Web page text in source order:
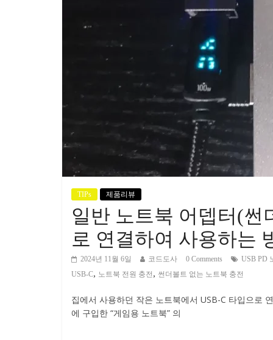
TIPs 제품리뷰
일반 노트북 어뎁터(썬
로 연결하여 사용하는
2024년 11월 6일 코드도사 0 Comments
USB PD
USB-C, 노트북 전원 충전 , 썬더볼트 없는 노트북 충전
집에서 사용하던 작은 노트북에서 USB-C 타입으로
에 구입한 “게임용 노트북” 의